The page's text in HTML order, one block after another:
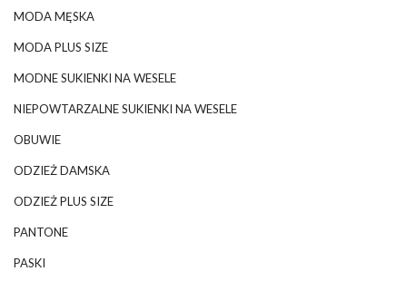
MODA MĘSKA
MODA PLUS SIZE
MODNE SUKIENKI NA WESELE
NIEPOWTARZALNE SUKIENKI NA WESELE
OBUWIE
ODZIEŻ DAMSKA
ODZIEŻ PLUS SIZE
PANTONE
PASKI